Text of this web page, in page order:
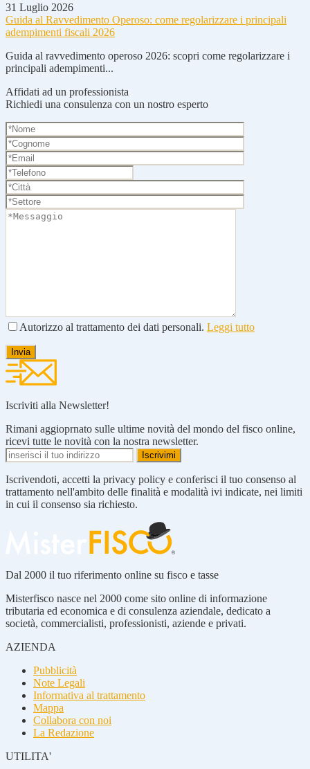
31 Luglio 2026
Guida al Ravvedimento Operoso: come regolarizzare i principali
adempimenti fiscali 2026
Guida al ravvedimento operoso 2026: scopri come regolarizzare i
principali adempimenti...
Affidati ad un professionista
Richiedi una consulenza con un nostro esperto
Autorizzo al trattamento dei dati personali. Leggi tutto
Iscriviti alla Newsletter!
Rimani aggioprnato sulle ultime novità del mondo del fisco online,
ricevi tutte le novità con la nostra newsletter.
Iscrivendoti, accetti la privacy policy e conferisci il tuo consenso al
trattamento nell'ambito delle finalità e modalità ivi indicate, nei limiti
in cui il consenso sia richiesto.
Dal 2000 il tuo riferimento online su fisco e tasse
Misterfisco nasce nel 2000 come sito online di informazione
tributaria ed economica e di consulenza aziendale, dedicato a
società, commercialisti, professionisti, aziende e privati.
AZIENDA
Pubblicità
Note Legali
Informativa al trattamento
Mappa
Collabora con noi
La Redazione
UTILITA'